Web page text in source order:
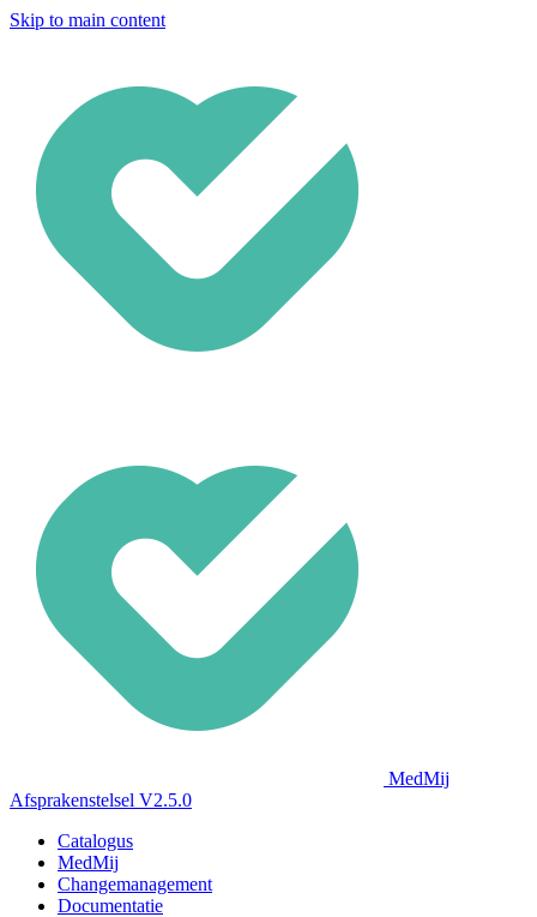
Skip to main content
MedMij
Afsprakenstelsel V2.5.0
Catalogus
MedMij
Changemanagement
Documentatie